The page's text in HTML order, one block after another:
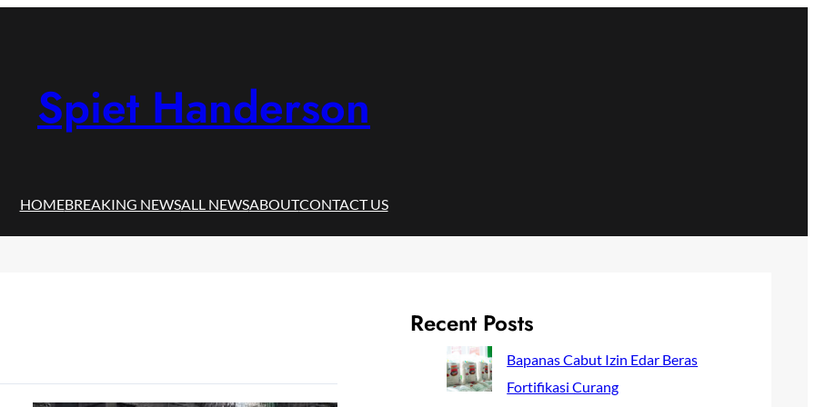
Spiet Handerson
HOMEBREAKING NEWSALL NEWSABOUTCONTACT US
Recent Posts
Bapanas Cabut Izin Edar Beras
Fortifikasi Curang